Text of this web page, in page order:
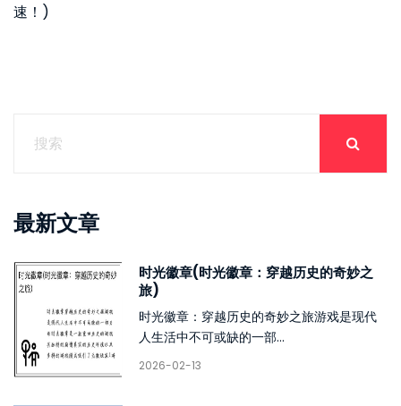
速！)
最新文章
时光徽章(时光徽章：穿越历史的奇妙之
旅)
时光徽章：穿越历史的奇妙之旅游戏是现代
人生活中不可或缺的一部...
2026-02-13